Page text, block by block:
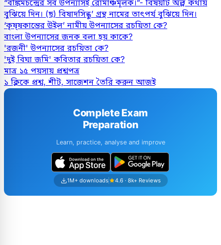
“বঙ্কিমচন্দ্রের সব উপন্যাসই রােমাঞ্চমূলক।”- বিষয়টি অল্প কথায়
বুঝিয়ে দিন। (ছ) বিষাদসিন্ধু’ গ্রন্থ নামের তাৎপর্য বুঝিয়ে দিন।
‘কৃষ্ষকান্তের উইল’ নামীয় উপন্যাসের রচয়িতা কে?
বাংলা উপন্যাসের জনক বলা হয় কাকে?
'রজনী' উপন্যাসের রচয়িতা কে?
'দুই বিঘা জমি' কবিতার রচয়িতা কে?
মাত্র ১৫ পয়সায় প্রশ্নপত্র
১ ক্লিকে প্রশ্ন, শীট, সাজেশন তৈরি করুন আজই
Complete Exam
Preparation
Learn, practice, analyse and improve
1M+ downloads 4.6 · 8k+ Reviews